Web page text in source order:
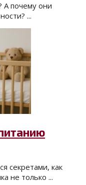
почему они
...
секретами, как
не только ...